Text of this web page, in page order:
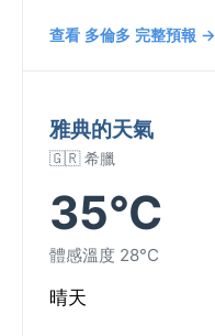
查看 多倫多 完整預報 →
雅典的天氣
🇬🇷 希臘
35°C
體感溫度 28°C
晴天